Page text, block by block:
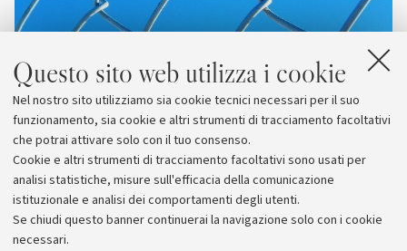
Questo sito web utilizza i cookie
Nel nostro sito utilizziamo sia cookie tecnici necessari per il suo
funzionamento, sia cookie e altri strumenti di tracciamento facoltativi
che potrai attivare solo con il tuo consenso.
Cookie e altri strumenti di tracciamento facoltativi sono usati per
analisi statistiche, misure sull'efficacia della comunicazione
istituzionale e analisi dei comportamenti degli utenti.
Se chiudi questo banner continuerai la navigazione solo con i cookie
necessari.